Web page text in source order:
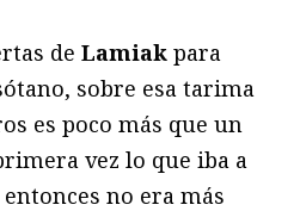
de Lamiak para
sobre esa tarima
es poco más que un
vez lo que iba a
no era más